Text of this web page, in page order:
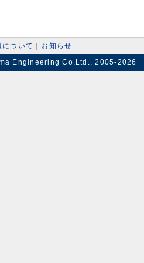
について
お知らせ
Engineering Co.Ltd., 2005-2026